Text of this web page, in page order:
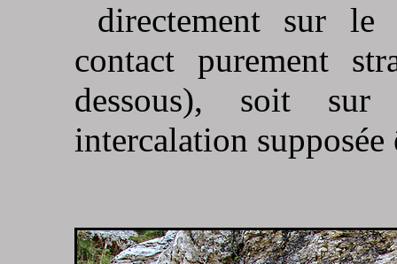
directement sur le
contact purement
dessous), soit
intercalation